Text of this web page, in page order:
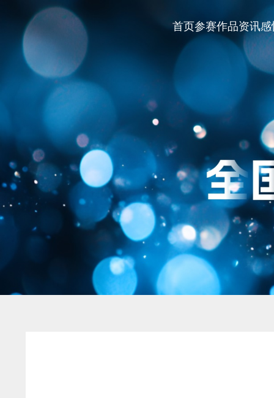
首页参赛作品资讯感